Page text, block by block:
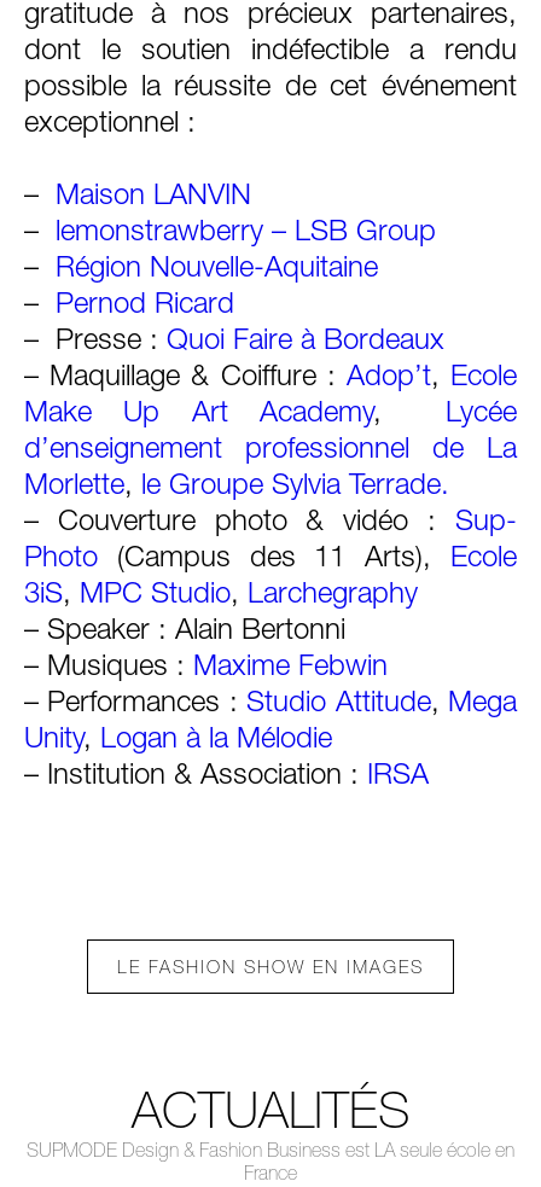
gratitude à nos précieux partenaires,
dont le soutien indéfectible a rendu
possible la réussite de cet événement
exceptionnel :
– Maison LANVIN
– lemonstrawberry – LSB Group
–
Région Nouvelle-Aquitaine
– Pernod Ricard
– Presse : Quoi Faire à Bordeaux
– Maquillage & Coiffure : Adop’t, Ecole
Make Up Art Academy,
Lycée
d’enseignement professionnel de La
Morlette, le Groupe Sylvia Terrade.
– Couverture photo & vidéo : Sup-
Photo (Campus des 11 Arts), Ecole
3iS, MPC Studio, Larchegraphy
– Speaker : Alain Bertonni
– Musiques : Maxime Febwin
– Performances : Studio Attitude, Mega
Unity, Logan à la Mélodie
– Institution & Association : IRSA
LE FASHION SHOW EN IMAGES
ACTUALITÉS
SUPMODE Design & Fashion Business est LA seule école en
France